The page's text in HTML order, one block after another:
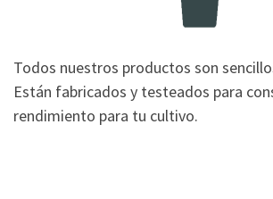
Todos nuestros productos son
Están fabricados y testeados para
rendimiento para tu cultivo.